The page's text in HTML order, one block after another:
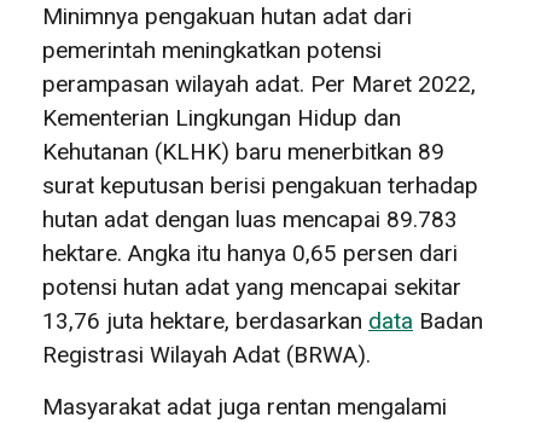
Minimnya pengakuan hutan adat dari
pemerintah meningkatkan potensi
perampasan wilayah adat. Per Maret 2022,
Kementerian Lingkungan Hidup dan
Kehutanan (KLHK) baru menerbitkan 89
surat keputusan berisi pengakuan terhadap
hutan adat dengan luas mencapai 89.783
hektare. Angka itu hanya 0,65 persen dari
potensi hutan adat yang mencapai sekitar
13,76 juta hektare, berdasarkan data Badan
Registrasi Wilayah Adat (BRWA).
Masyarakat adat juga rentan mengalami